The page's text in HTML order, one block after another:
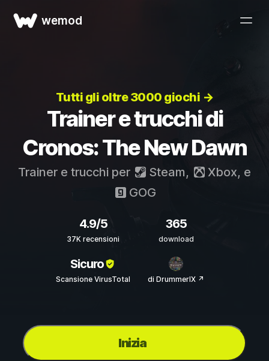
wemod
Tutti gli oltre 3000 giochi →
Trainer e trucchi di
Cronos: The New Dawn
Trainer e trucchi per Steam, Xbox, e
GOG
4.9/5
37K recensioni
365
download
Sicuro
Scansione VirusTotal di DrummerIX ↗
Inizia